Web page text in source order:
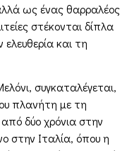
ως ένας θαρραλέος
στέκονται δίπλα
ελευθερία και τη
συγκαταλέγεται,
πλανήτη με τη
δύο χρόνια στην
στην Ιταλία, όπου η